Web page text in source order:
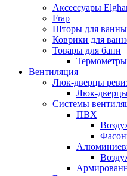
Аксессуары
Frap
Шторы для ванны
Коврики для
Товары для бани
Вентиляция
Люк-дверцы
Люк-
Системы
ПВХ